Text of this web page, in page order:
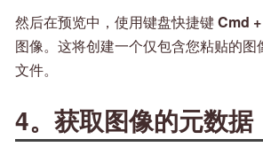
然后在预览中，使用键盘快捷键Cmd
图像。这将创建一个仅包含您粘贴的图
文件。
4。获取图像的元数据